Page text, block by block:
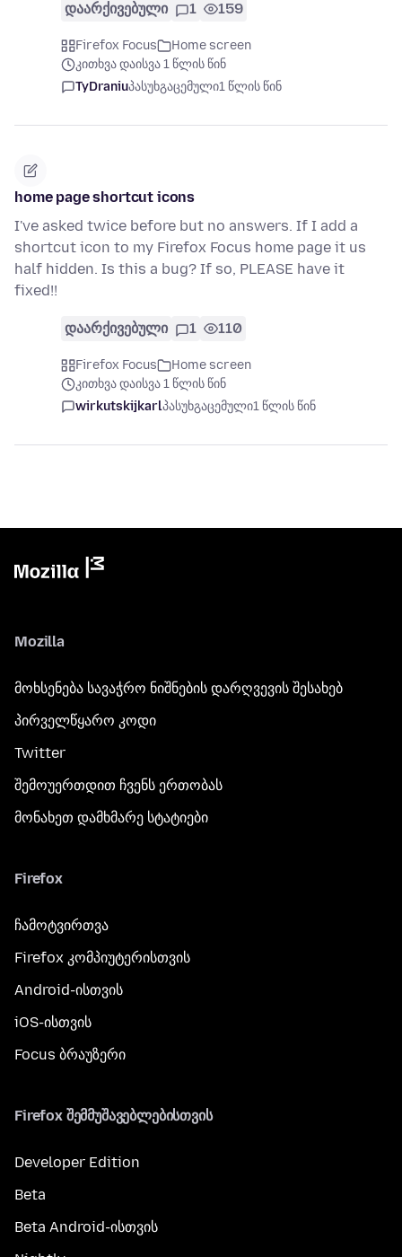
დაარქივებული 1 159
Firefox Focus
Home screen
კითხვა დაისვა 1 წლის წინ
TyDraniuპასუხგაცემული1 წლის წინ
home page shortcut icons
I've asked twice before but no answers. If I add a
shortcut icon to my Firefox Focus home page it us
half hidden. Is this a bug? If so, PLEASE have it
fixed!!
დაარქივებული 1 110
Firefox Focus
Home screen
კითხვა დაისვა 1 წლის წინ
wirkutskijkarlპასუხგაცემული1 წლის წინ
Mozilla
მოხსენება სავაჭრო ნიშნების დარღვევის შესახებ
პირველწყარო კოდი
Twitter
შემოუერთდით ჩვენს ერთობას
მონახეთ დამხმარე სტატიები
Firefox
ჩამოტვირთვა
Firefox კომპიუტერისთვის
Android-ისთვის
iOS-ისთვის
Focus ბრაუზერი
Firefox შემმუშავებლებისთვის
Developer Edition
Beta
Beta Android-ისთვის